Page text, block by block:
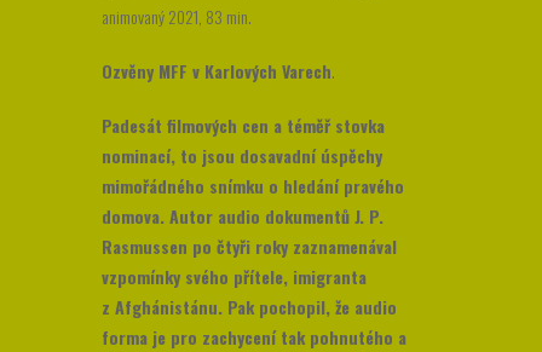
animovaný 2021, 83 min.
Ozvěny MFF v Karlových Varech.
Padesát filmových cen a téměř stovka
nominací, to jsou dosavadní úspěchy
mimořádného snímku o hledání pravého
domova. Autor audio dokumentů J. P.
Rasmussen po čtyři roky zaznamenával
vzpomínky svého přítele, imigranta
z Afghánistánu. Pak pochopil, že audio
forma je pro zachycení tak pohnutého a